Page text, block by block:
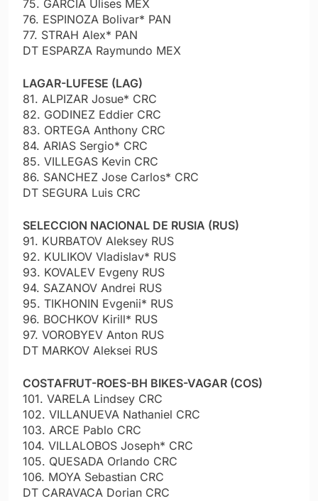
75. GARCIA Ulises MEX
76. ESPINOZA Bolivar* PAN
77. STRAH Alex* PAN
DT ESPARZA Raymundo MEX
LAGAR-LUFESE (LAG)
81. ALPIZAR Josue* CRC
82. GODINEZ Eddier CRC
83. ORTEGA Anthony CRC
84. ARIAS Sergio* CRC
85. VILLEGAS Kevin CRC
86. SANCHEZ Jose Carlos* CRC
DT SEGURA Luis CRC
SELECCION NACIONAL DE RUSIA (RUS)
91. KURBATOV Aleksey RUS
92. KULIKOV Vladislav* RUS
93. KOVALEV Evgeny RUS
94. SAZANOV Andrei RUS
95. TIKHONIN Evgenii* RUS
96. BOCHKOV Kirill* RUS
97. VOROBYEV Anton RUS
DT MARKOV Aleksei RUS
COSTAFRUT-ROES-BH BIKES-VAGAR (COS)
101. VARELA Lindsey CRC
102. VILLANUEVA Nathaniel CRC
103. ARCE Pablo CRC
104. VILLALOBOS Joseph* CRC
105. QUESADA Orlando CRC
106. MOYA Sebastian CRC
DT CARAVACA Dorian CRC